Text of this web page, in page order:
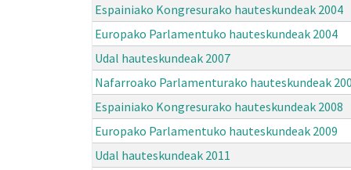
Espainiako Kongresurako hauteskundeak 2004
Europako Parlamentuko hauteskundeak 2004
Udal hauteskundeak 2007
Nafarroako Parlamenturako hauteskundeak
Espainiako Kongresurako hauteskundeak 2008
Europako Parlamentuko hauteskundeak 2009
Udal hauteskundeak 2011